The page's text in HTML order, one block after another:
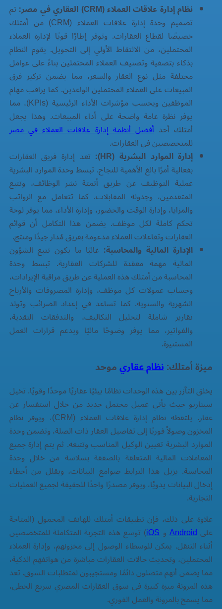
نظام إدارة علاقات العملاء (CRM) العقاري في مصر: تم
تصميم وحدة إدارة علاقات العملاء (CRM) من أمتلك
خصيصًا لقطاع العقارات. وتوفر إطارًا قويًا لإدارة العملاء
المحتملين، من الالتقاط الأولي إلى التحويل. يقوم النظام
بذكاء بتصفية وتصنيف العملاء المحتملين بناءً على عوامل
مختلفة مثل نوع العقار والسعر، مما يضمن تركيز فرق
المبيعات على العملاء المحتملين الواعدين. كما يراقب مهام
الموظفين ويحسب مؤشرات الأداء الرئيسية (KPIs)، مما
يوفر نظرة عامة واضحة على أداء المبيعات. وهذا يجعل
أمتلك أحدأفضل أنظمة إدارة علاقات العملاء في مصر
للمتخصصين في العقارات.
إدارة الموارد البشرية (HR): تعد إدارة فريق العقارات
بفعالية أمرًا بالغ الأهمية للنجاح. تبسط وحدة الموارد البشرية
عملية التوظيف عن طريق أتمتة نشر الوظائف، وتتبع
المتقدمين، وجدولة المقابلات. كما تتعامل مع الرواتب
والمزايا، وإدارة الوقت والحضور، وإدارة الأداء، مما يوفر لوحة
تحكم كاملة لكل موظف. يضمن هذا التكامل أن قوائم
العقارات وتفاعلات العملاء مدعومة بفريق مُدار جيدًا ومنتج.
الإدارة المالية والمحاسبة: غالبًا ما يكون تتبع الشؤون
المالية مهمة معقدة للشركات العقارية. تبسط وحدة
المحاسبة من أمتلك هذه العملية عن طريق مراقبة الإيرادات،
وحساب عمولات كل موظف، وإدارة المصروفات والأرباح
الشهرية والسنوية. كما تساعد في إعداد الضرائب وتولد
تقارير شاملة لتحليل التكاليف، والتدفقات النقدية،
والفواتير، مما يوفر وضوحًا ماليًا ويدعم قرارات العمل
المستنيرة.
ميزة أمتلك:نظام عقاريموحد
يخلق التآزر بين هذه الوحدات نظامًا بيئيًا عقاريًا موحدًا وقويًا. تخيل
سيناريو حيث يأتي عميل محتمل جديد من خلال استفسار عن
عقار. يلتقطه نظام إدارة علاقات العملاء (CRM)، ويوفر نظام
المخزون وصولاً فوريًا إلى تفاصيل العقار ذات الصلة، وتضمن وحدة
الموارد البشرية تعيين الوكيل المناسب وتتبعه. ثم يتم إدارة جميع
المعاملات المالية المتعلقة بالصفقة بسلاسة من خلال وحدة
المحاسبة. يزيل هذا الترابط صوامع البيانات، ويقلل من أخطاء
إدخال البيانات يدويًا، ويوفر مصدرًا واحدًا للحقيقة لجميع العمليات
التجارية.
علاوة على ذلك، فإن تطبيقات أمتلك للهاتف المحمول (المتاحة
علىAndroid وiOS) توسع هذه التجربة المتكاملة للمتخصصين
أثناء التنقل. يمكن للوسطاء الوصول إلى مخزونهم، وإدارة العملاء
المحتملين، وتحديث حالات العقارات مباشرة من هواتفهم الذكية،
مما يضمن أنهم متصلون دائمًا ومستجيبون لمتطلبات السوق. تعد
هذه المرونة ميزة كبيرة في سوق العقارات المصري سريع الخطى،
مما يسمح بالمرونة والعمل الفوري.